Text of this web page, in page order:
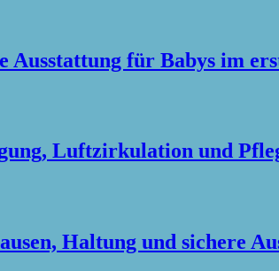
Ausstattung für Babys im
Luftzirkulation und
Haltung und sichere